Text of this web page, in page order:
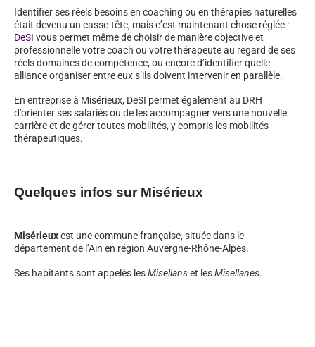
Identifier ses réels besoins en coaching ou en thérapies naturelles
était devenu un casse-tête, mais c’est maintenant chose réglée :
DeSI vous permet même de choisir de manière objective et
professionnelle votre coach ou votre thérapeute au regard de ses
réels domaines de compétence, ou encore d’identifier quelle
alliance organiser entre eux s’ils doivent intervenir en parallèle.
En entreprise à Misérieux, DeSI permet également au DRH
d’orienter ses salariés ou de les accompagner vers une nouvelle
carrière et de gérer toutes mobilités, y compris les mobilités
thérapeutiques.
Quelques infos sur Misérieux
Misérieuxest une commune française, située dans le
département de l’Ain en région Auvergne-Rhône-Alpes.
Ses habitants sont appelés lesMisellanset lesMisellanes.